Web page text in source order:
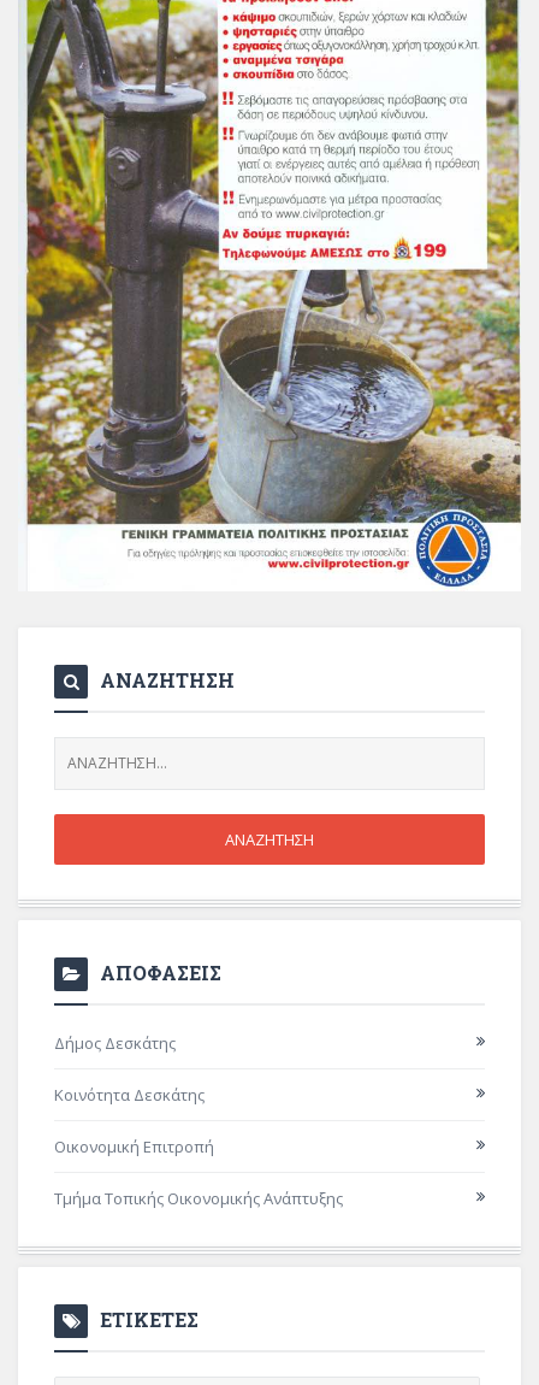
ΑΝΑΖΗΤΗΣΗ
ΑΠΟΦΑΣΕΙΣ
Δήμος Δεσκάτης
Κοινότητα Δεσκάτης
Οικονομική Επιτροπή
Τμήμα Τοπικής Οικονομικής Ανάπτυξης
ΕΤΙΚΕΤΕΣ